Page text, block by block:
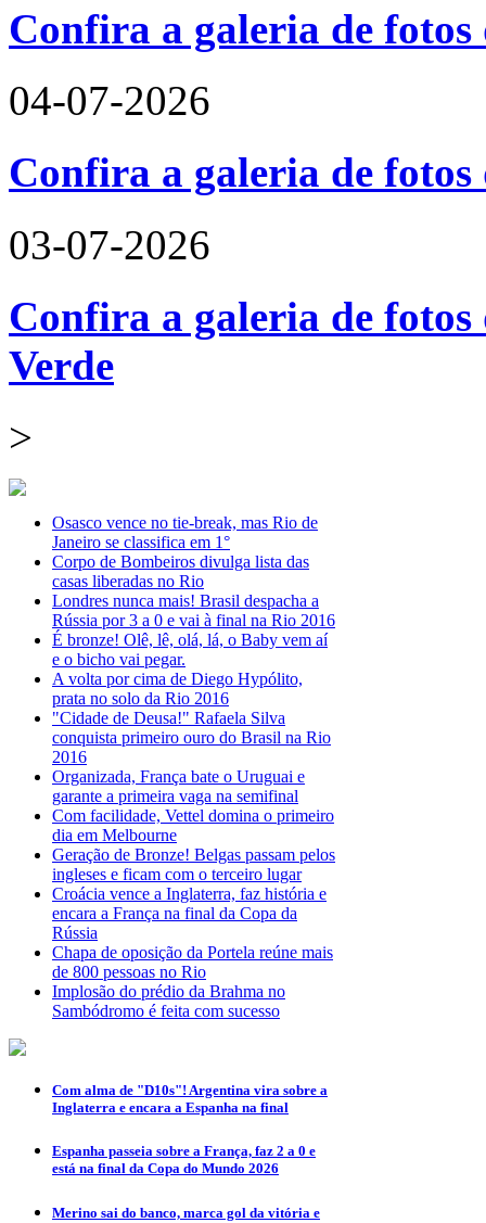
Confira a galeria de
04-07-2026
Confira a galeria de
03-07-2026
Confira a galeria de
Verde
>
Osasco vence no tie-break, mas Rio de
Janeiro se classifica em 1°
Corpo de Bombeiros divulga lista das
casas liberadas no Rio
Londres nunca mais! Brasil despacha a
Rússia por 3 a 0 e vai à final na Rio 2016
É bronze! Olê, lê, olá, lá, o Baby vem aí
e o bicho vai pegar.
A volta por cima de Diego Hypólito,
prata no solo da Rio 2016
"Cidade de Deusa!" Rafaela Silva
conquista primeiro ouro do Brasil na Rio
2016
Organizada, França bate o Uruguai e
garante a primeira vaga na semifinal
Com facilidade, Vettel domina o primeiro
dia em Melbourne
Geração de Bronze! Belgas passam pelos
ingleses e ficam com o terceiro lugar
Croácia vence a Inglaterra, faz história e
encara a França na final da Copa da
Rússia
Chapa de oposição da Portela reúne mais
de 800 pessoas no Rio
Implosão do prédio da Brahma no
Sambódromo é feita com sucesso
Com alma de "D10s"! Argentina vira sobre a
Inglaterra e encara a Espanha na final
Espanha passeia sobre a França, faz 2 a 0 e
está na final da Copa do Mundo 2026
Merino sai do banco, marca gol da vitória e